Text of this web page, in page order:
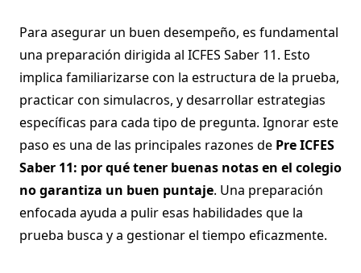
Para asegurar un buen desempeño, es fundamental
una preparación dirigida al ICFES Saber 11. Esto
implica familiarizarse con la estructura de la prueba,
practicar con simulacros, y desarrollar estrategias
específicas para cada tipo de pregunta. Ignorar este
paso es una de las principales razones de Pre ICFES
Saber 11: por qué tener buenas notas en el colegio
no garantiza un buen puntaje. Una preparación
enfocada ayuda a pulir esas habilidades que la
prueba busca y a gestionar el tiempo eficazmente.